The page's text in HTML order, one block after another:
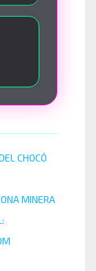
CHOCÓ
MINERA